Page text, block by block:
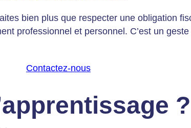
bien plus que respecter une obligation
professionnel et personnel. C’est un
Contactez-nous
?